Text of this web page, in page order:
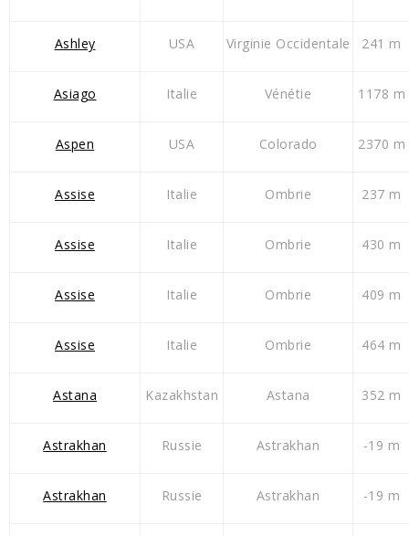
Ashley USA Virginie Occidentale 241 m
Asiago Italie Vénétie 1178 m
Aspen USA Colorado 2370 m
Assise Italie Ombrie 237 m
Assise Italie Ombrie 430 m
Assise Italie Ombrie 409 m
Assise Italie Ombrie 464 m
Astana Kazakhstan Astana 352 m
Astrakhan Russie Astrakhan -19 m
Astrakhan Russie Astrakhan -19 m